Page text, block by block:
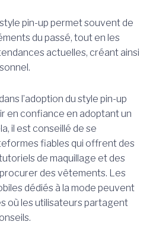
pin-up permet souvent de
du passé, tout en les
actuelles, créant ainsi
l’adoption du style pin-up
en confiance en adoptant un
il est conseillé de se
fiables qui offrent des
de maquillage et des
des vêtements. Les
dédiés à la mode peuvent
où les utilisateurs partagent